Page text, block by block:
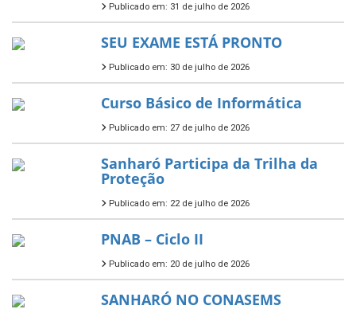
Publicado em: 31 de julho de 2026
SEU EXAME ESTÁ PRONTO
Publicado em: 30 de julho de 2026
Curso Básico de Informática
Publicado em: 27 de julho de 2026
Sanharó Participa da Trilha da
Proteção
Publicado em: 22 de julho de 2026
PNAB – Ciclo II
Publicado em: 20 de julho de 2026
SANHARÓ NO CONASEMS